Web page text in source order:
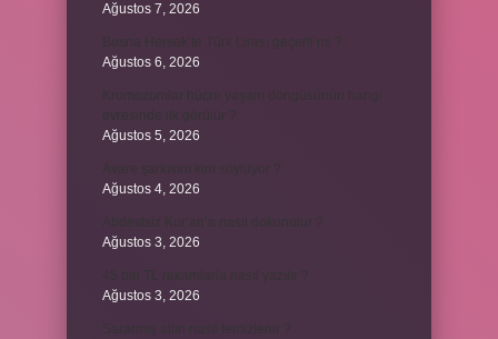
Ağustos 7, 2026
Ağustos 6, 2026
Ağustos 5, 2026
Ağustos 4, 2026
Ağustos 3, 2026
Ağustos 3, 2026